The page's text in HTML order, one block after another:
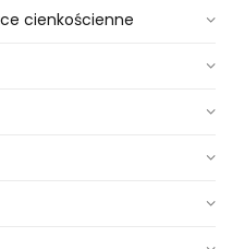
cienkościenne